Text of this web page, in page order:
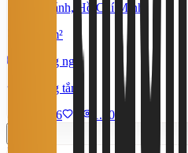
An Khánh, Hồ Chí Minh
419,8 m²
5 phòng ngủ
5 phòng tắm
7/7/2026
1.405